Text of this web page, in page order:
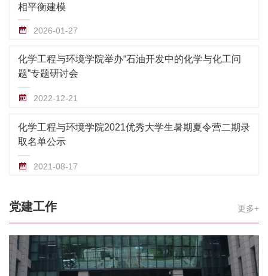
相平衡建模
2026-01-27
化学工程与环境学院举办“石油开发中的化学与化工问
题”专题研讨会
2022-12-21
化学工程与环境学院2021优秀大学生暑期夏令营二期录
取名单公示
2021-08-17
更多+
党建工作